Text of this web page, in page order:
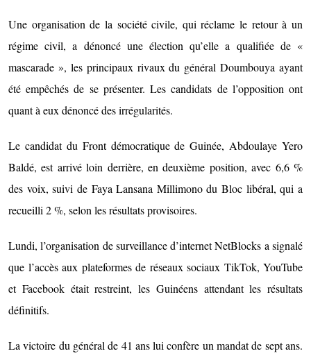
Une organisation de la société civile, qui réclame le retour à un
régime civil, a dénoncé une élection qu’elle a qualifiée de «
mascarade », les principaux rivaux du général Doumbouya ayant
été empêchés de se présenter. Les candidats de l’opposition ont
quant à eux dénoncé des irrégularités.
Le candidat du Front démocratique de Guinée, Abdoulaye Yero
Baldé, est arrivé loin derrière, en deuxième position, avec 6,6 %
des voix, suivi de Faya Lansana Millimono du Bloc libéral, qui a
recueilli 2 %, selon les résultats provisoires.
Lundi, l’organisation de surveillance d’internet NetBlocks a signalé
que l’accès aux plateformes de réseaux sociaux TikTok, YouTube
et Facebook était restreint, les Guinéens attendant les résultats
définitifs.
La victoire du général de 41 ans lui confère un mandat de sept ans.